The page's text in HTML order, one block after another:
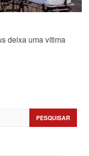
deixa uma vítima